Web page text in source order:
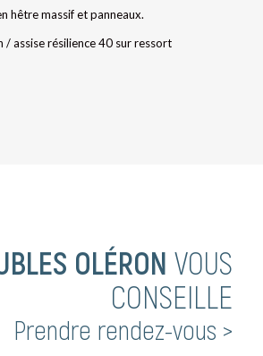
hêtre massif et panneaux.
/ assise résilience 40 sur ressort
OLÉRON VOUS
CONSEILLE
Prendre rendez-vous >